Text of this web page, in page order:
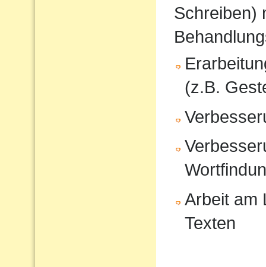
Schreiben)
(z.B.
Arbeit am
Texten